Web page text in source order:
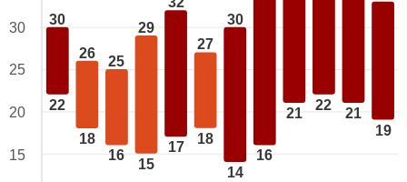
30
22
26
18
25
16
29
15
17
27
18
30
14
16
21
22
21
19
30
25
20
15